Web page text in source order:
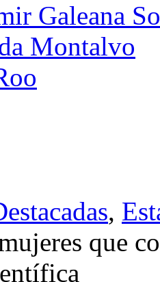
Galeana
Montalvo
,
que